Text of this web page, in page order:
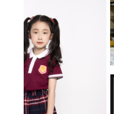
恒久的高级，
洁，同时又要